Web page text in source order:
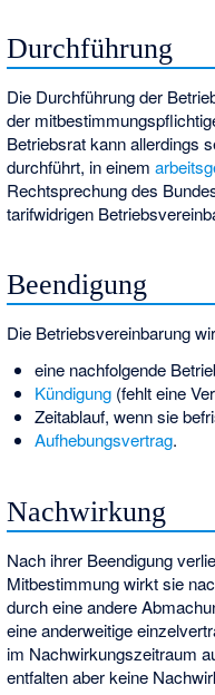
Durchführung
Die Durchführung der
der
Betriebsrat kann allerdings
durchführt, in einem
Rechtsprechung des
tarifwidrigen
Beendigung
Die Betriebsvereinbarung
eine nachfolgende
Kündigung(fehlt eine
Zeitablauf, wenn sie
Aufhebungsvertrag.
Nachwirkung
Nach ihrer Beendigung
Mitbestimmung wirkt sie
durch eine andere
eine anderweitige
im Nachwirkungszeitraum
entfalten aber keine